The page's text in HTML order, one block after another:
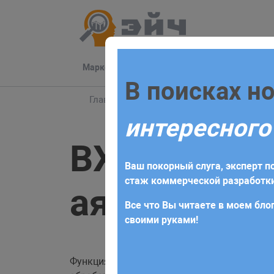
Маркетинг
Главная Блог Bitrix BX.ajax - функция
BX.ajax —
аяксовых
Функция возвращает ссылку на объект
Заполните
Для начала сотрудничества
получите коммерческое
требований и поставленных
В поисках
Ваш покорный слуга, эксперт
стаж коммерческой
Все что Вы читаете в моем
своими руками!